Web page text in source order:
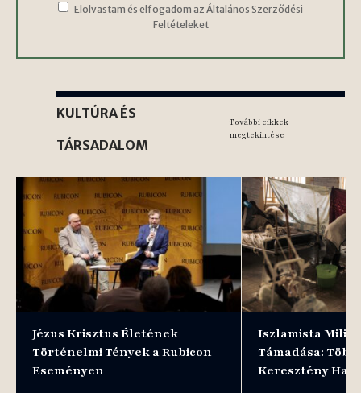
Elolvastam és elfogadom az Általános Szerződési
Feltételeket
KULTÚRA ÉS
TÁRSADALOM
További cikkek
megtekintése
Jézus Krisztus Életének
Történelmi Tények a Rubicon
Eseményen
Iszlamista
Támadása:
Keresztény